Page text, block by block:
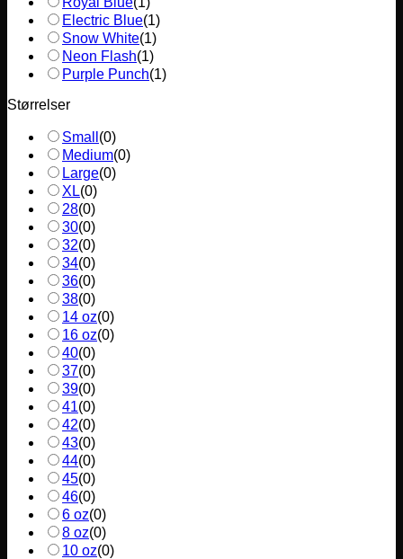
Electric Blue(1)
Snow White(1)
Neon Flash(1)
Purple Punch(1)
Størrelser
Small (0)
Medium(0)
Large(0)
XL(0)
28(0)
30(0)
32(0)
34(0)
36(0)
38(0)
14 oz(0)
16 oz(0)
40(0)
37(0)
39(0)
41(0)
42(0)
43(0)
44(0)
45(0)
46(0)
6 oz(0)
8 oz(0)
10 oz(0)